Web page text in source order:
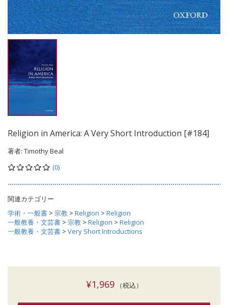
Religion in America: A Very Short Introduction [#184]
著者: Timothy Beal
(0)
関連カテゴリー
学術・一般書 > 宗教 > Religion > Religion
一般教養・文芸書 > 宗教 > Religion > Religion
一般教養・文芸書 > Very Short Introductions
¥1,969（税込）